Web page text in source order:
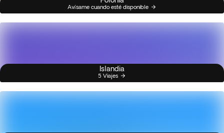
Avísame cuando esté disponible
Islandia
5 Viajes